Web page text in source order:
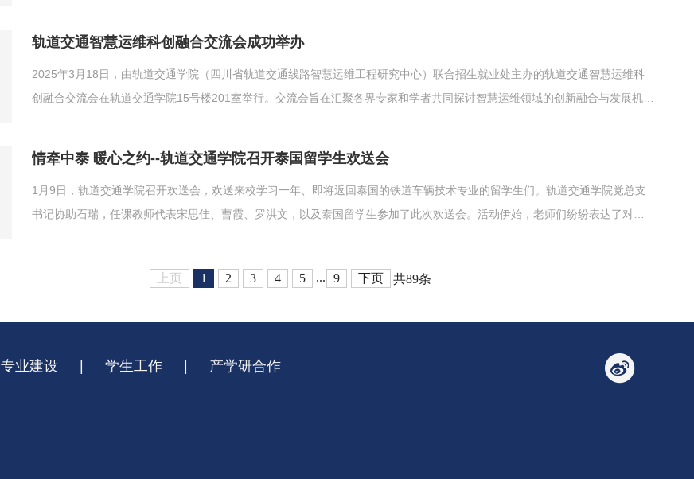
轨道交通智慧运维科创融合交流会成功举办
2025年3月18日，由轨道交通学院（四川省轨道交通线路智慧运维工程研究中心）联合招生就业处主办的轨道交通智慧运维科
创融合交流会在轨道交通学院15号楼201室举行。交流会旨在汇聚各界专家和学者共同探讨智慧运维领域的创新融合与发展机
情牵中泰 暖心之约--轨道交通学院召开泰国留学生欢送会
1月9日，轨道交通学院召开欢送会，欢送来校学习一年、即将返回泰国的铁道车辆技术专业的留学生们。轨道交通学院党总支
书记协助石瑞，任课教师代表宋思佳、曹霞、罗洪文，以及泰国留学生参加了此次欢送会。活动伊始，老师们纷纷表达了对留
上页 1 2 3 4 5 ... 9 下页 共89条
专业建设 学生工作 产学研合作